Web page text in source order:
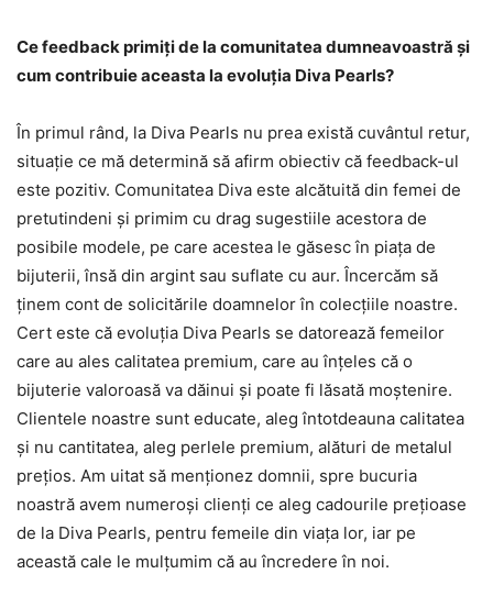
Ce feedback primiți de la comunitatea dumneavoastră și
cum contribuie aceasta la evoluția Diva Pearls?
În primul rând, la Diva Pearls nu prea există cuvântul retur,
situație ce mă determină să afirm obiectiv că feedback-ul
este pozitiv. Comunitatea Diva este alcătuită din femei de
pretutindeni și primim cu drag sugestiile acestora de
posibile modele, pe care acestea le găsesc în piața de
bijuterii, însă din argint sau suflate cu aur. Încercăm să
ținem cont de solicitările doamnelor în colecțiile noastre.
Cert este că evoluția Diva Pearls se datorează femeilor
care au ales calitatea premium, care au înțeles că o
bijuterie valoroasă va dăinui și poate fi lăsată moștenire.
Clientele noastre sunt educate, aleg întotdeauna calitatea
și nu cantitatea, aleg perlele premium, alături de metalul
prețios. Am uitat să menționez domnii, spre bucuria
noastră avem numeroși clienți ce aleg cadourile prețioase
de la Diva Pearls, pentru femeile din viața lor, iar pe
această cale le mulțumim că au încredere în noi.